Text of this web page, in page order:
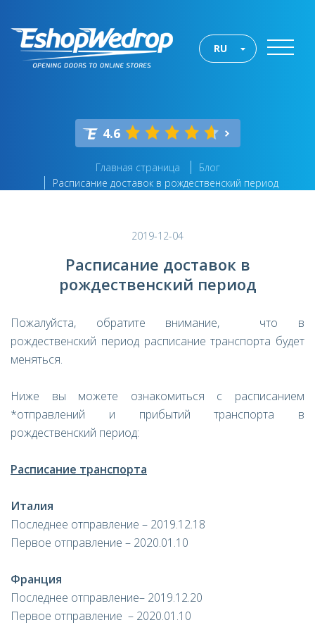
RU
4.6
Главная страница
Блог
Расписание доставок в рождественский период
2019-12-04
Расписание доставок в
рождественский период
Пожалуйста, обратите внимание, что в
рождественский период расписание транспорта будет
меняться.
Ниже вы можете ознакомиться с расписанием
*отправлений и прибытий транспорта в
рождественский период:
Расписание транспорта
Италия
Последнее отправление – 2019.12.18
Первое отправление – 2020.01.10
Франция
Последнее отправление– 2019.12.20
Первое отправление – 2020.01.10